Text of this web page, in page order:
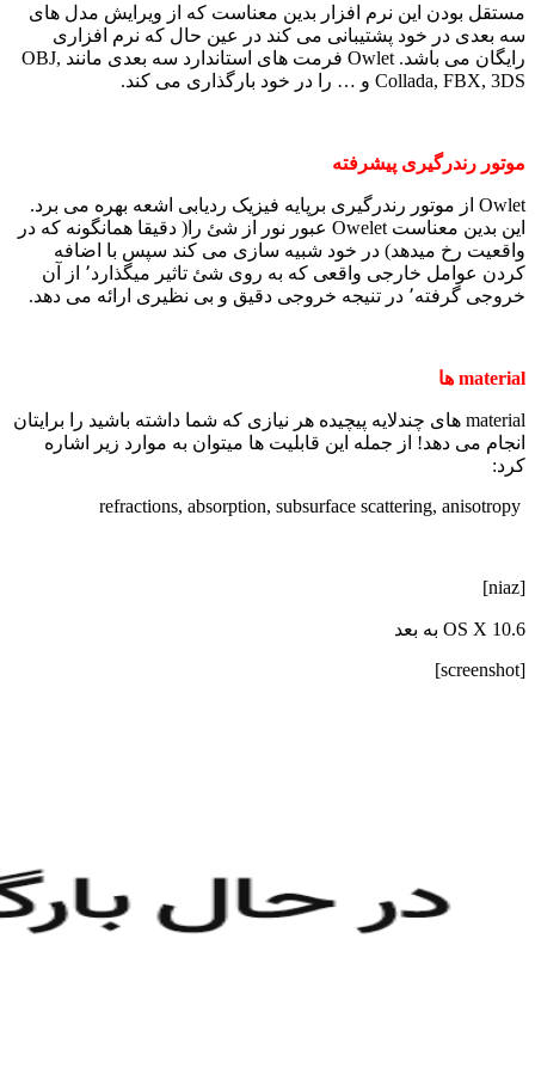
مستقل بودن این نرم افزار بدین معناست که از ویرایش مدل های
سه بعدی در خود پشتیبانی می کند در عین حال که نرم افزاری
رایگان می باشد. Owlet فرمت های استاندارد سه بعدی مانند OBJ,
Collada, FBX, 3DS و … را در خود بارگذاری می کند.
موتور رندرگیری پیشرفته
Owlet از موتور رندرگیری برپایه فیزیک ردیابی اشعه بهره می برد.
این بدین معناست Owelet عبور نور از شئ را( دقیقا همانگونه که در
واقعیت رخ میدهد) در خود شبیه سازی می کند سپس با اضافه
کردن عوامل خارجی واقعی که به روی شئ تاثیر میگذارد٬ از آن
خروجی گرفته٬ در تنیجه خروجی دقیق و بی نظیری ارائه می دهد.
material ها
material های چندلایه پیچیده هر نیازی که شما داشته باشید را برایتان
انجام می دهد! از جمله این قابلیت ها میتوان به موارد زیر اشاره
کرد:
[niaz]
OS X 10.6 به بعد
[screenshot]